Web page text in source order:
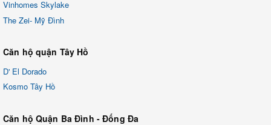
Vinhomes Skylake
The Zei- Mỹ Đình
Căn hộ quận Tây Hồ
D' El Dorado
Kosmo Tây Hồ
Căn hộ Quận Ba Đình - Đống Đa